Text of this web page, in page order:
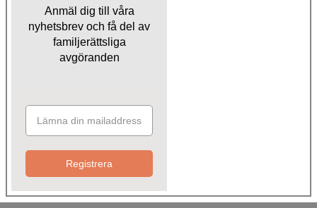
Anmäl dig till våra
nyhetsbrev och få del av
familjerättsliga
avgöranden
Registrera